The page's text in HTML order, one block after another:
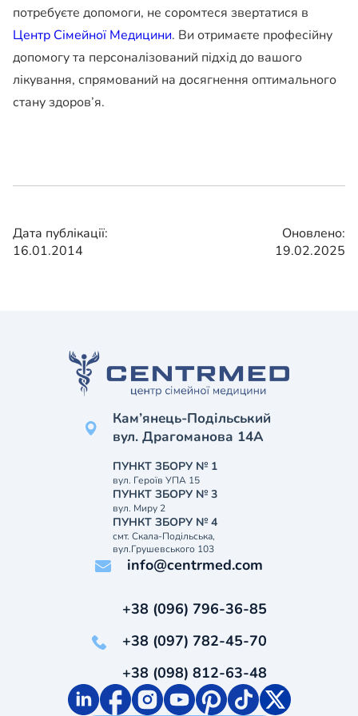
потребуєте допомоги, не соромтеся звертатися в
Центр Сімейної Медицини. Ви отримаєте професійну
допомогу та персоналізований підхід до вашого
лікування, спрямований на досягнення оптимального
стану здоров’я.
Дата публікації:
16.01.2014
Оновлено:
19.02.2025
Кам’янець-Подільський
вул. Драгоманова 14А
ПУНКТ ЗБОРУ № 1
вул. Героїв УПА 15
ПУНКТ ЗБОРУ № 3
вул. Миру 2
ПУНКТ ЗБОРУ № 4
смт. Скала-Подільська,
вул.Грушевського 103
info@centrmed.com
+38 (096) 796-36-85
+38 (097) 782-45-70
+38 (098) 812-63-48